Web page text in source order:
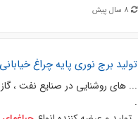
8 سال پیش
تولید برج نوری پایه چراغ
... هاي روشنایی در صنايع نفت ،
.